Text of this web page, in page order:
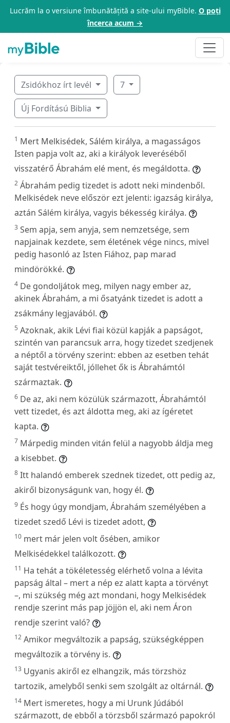
Lucrăm la o versiune îmbunătățită a site-ului myBible. O poți
încerca acum →
Zsidókhoz írt levél 7
Új Fordítású Biblia
1 Mert Melkisédek, Sálém királya, a magasságos
Isten papja volt az, aki a királyok leveréséből
visszatérő Ábrahám elé ment, és megáldotta.
2 Ábrahám pedig tizedet is adott neki mindenből.
Melkisédek neve először ezt jelenti: igazság királya,
aztán Sálém királya, vagyis békesség királya.
3 Sem apja, sem anyja, sem nemzetsége, sem
napjainak kezdete, sem életének vége nincs, mivel
pedig hasonló az Isten Fiához, pap marad
mindörökké.
4 De gondoljátok meg, milyen nagy ember az,
akinek Ábrahám, a mi ősatyánk tizedet is adott a
zsákmány legjavából.
5 Azoknak, akik Lévi fiai közül kapják a papságot,
szintén van parancsuk arra, hogy tizedet szedjenek
a néptől a törvény szerint: ebben az esetben tehát
saját testvéreiktől, jóllehet ők is Ábrahámtól
származtak.
6 De az, aki nem közülük származott, Ábrahámtól
vett tizedet, és azt áldotta meg, aki az ígéretet
kapta.
7 Márpedig minden vitán felül a nagyobb áldja meg
a kisebbet.
8 Itt halandó emberek szednek tizedet, ott pedig az,
akiről bizonyságunk van, hogy él.
9 És hogy úgy mondjam, Ábrahám személyében a
tizedet szedő Lévi is tizedet adott,
10 mert már jelen volt ősében, amikor
Melkisédekkel találkozott.
11 Ha tehát a tökéletesség elérhető volna a lévita
papság által – mert a nép ez alatt kapta a törvényt
–, mi szükség még azt mondani, hogy Melkisédek
rendje szerint más pap jöjjön el, aki nem Áron
rendje szerint való?
12 Amikor megváltozik a papság, szükségképpen
megváltozik a törvény is.
13 Ugyanis akiről ez elhangzik, más törzshöz
tartozik, amelyből senki sem szolgált az oltárnál.
14 Mert ismeretes, hogy a mi Urunk Júdából
származott, de ebből a törzsből származó papokról